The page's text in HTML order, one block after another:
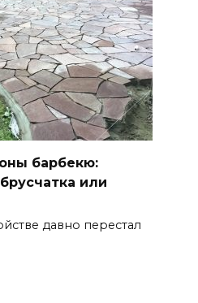
барбекю:
или
давно перестал